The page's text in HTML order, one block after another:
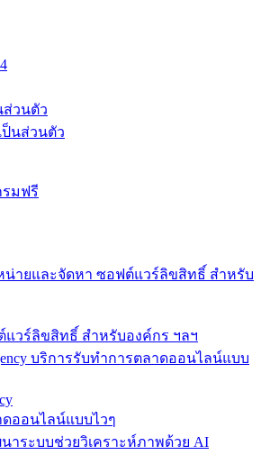
4
ส่วนตัว
ป็นส่วนตัว
แวร์ลิขสิทธิ์ สำหรับองค์กร ฯลฯ
ออนไลน์แบบไวๆ